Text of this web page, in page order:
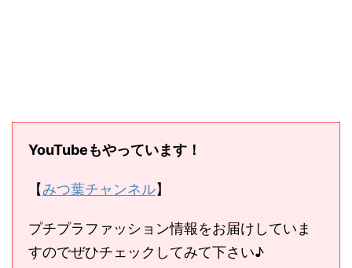
YouTubeもやっています！
【みつ葉チャンネル】
プチプラファッション情報をお届けしていま
すのでぜひチェックしてみて下さい♪